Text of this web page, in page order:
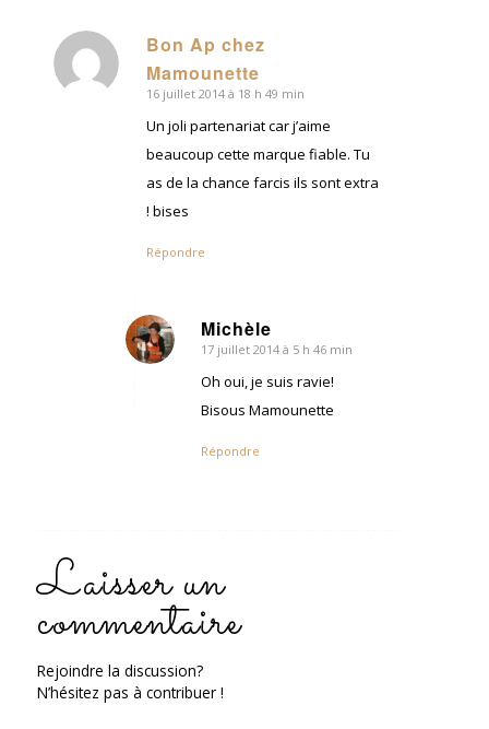
Bon Ap chez
Mamounette
dit
:
16 juillet 2014 à 18 h 49 min
Un joli partenariat car j’aime
beaucoup cette marque fiable. Tu
as de la chance farcis ils sont extra
! bises
Répondre
Michèle
dit
17 juillet 2014 à 5 h 46 min
Oh oui, je suis ravie!
Bisous Mamounette
Répondre
Laisser un
commentaire
Rejoindre la discussion?
N’hésitez pas à contribuer !